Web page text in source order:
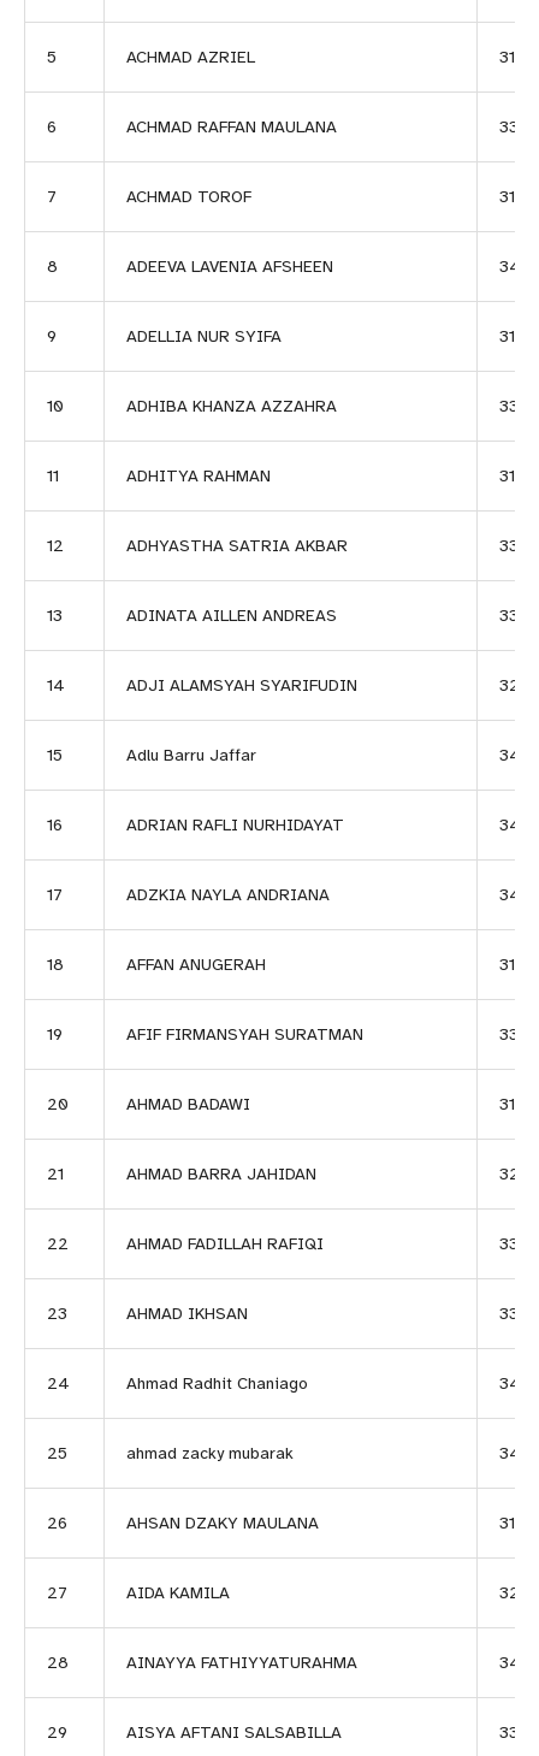
5 ACHMAD AZRIEL 3112
6 ACHMAD RAFFAN MAULANA 3346
7 ACHMAD TOROF 3170
8 ADEEVA LAVENIA AFSHEEN 3471
9 ADELLIA NUR SYIFA 3171
10 ADHIBA KHANZA AZZAHRA 3347
11 ADHITYA RAHMAN 3113
12 ADHYASTHA SATRIA AKBAR 3312
13 ADINATA AILLEN ANDREAS 3319
14 ADJI ALAMSYAH SYARIFUDIN 3233
15 Adlu Barru Jaffar
16 ADRIAN RAFLI NURHIDAYAT
17 ADZKIA NAYLA ANDRIANA
18 AFFAN ANUGERAH 3182
19 AFIF FIRMANSYAH SURATMAN
20 AHMAD BADAWI 3174
21 AHMAD BARRA JAHIDAN 3238
22 AHMAD FADILLAH RAFIQI 3378
23 AHMAD IKHSAN 3302
24 Ahmad Radhit Chaniago
25 ahmad zacky mubarak
26 AHSAN DZAKY MAULANA 3175
27 AIDA KAMILA 3239
28 AINAYYA FATHIYYATURAHMA 3473
29 AISYA AFTANI SALSABILLA 3320